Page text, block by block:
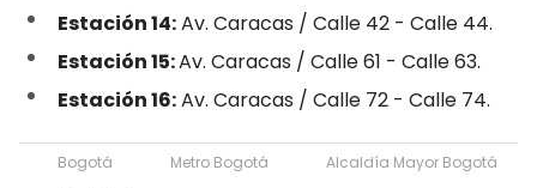
Estación 14:Av. Caracas / Calle 42 - Calle 44.
Estación 15:Av. Caracas / Calle 61 - Calle 63.
Estación 16:Av. Caracas / Calle 72 - Calle 74.
Bogotá Metro Bogotá
Alcaldía Mayor Bogotá